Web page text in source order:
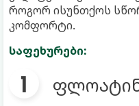
როგორ ისუნთქოს
კომფორტი.
საფეხურები: